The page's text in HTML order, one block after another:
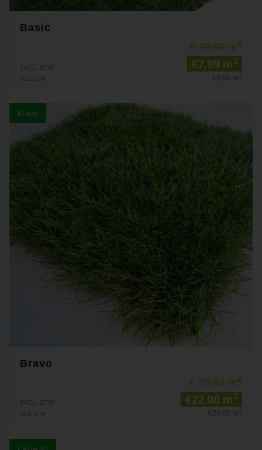
Basic
€ 10,00 m2
EXCL. BTW €7,99 m2
INCL. BTW €9,66 m2
Bravo
Bravo
€ 25,62 m2
EXCL. BTW €22,00 m2
INCL. BTW €26,62 m2